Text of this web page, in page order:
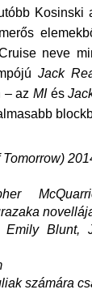
Kosinski
neve
Jack
– az MIés
Emily Blunt,
számára